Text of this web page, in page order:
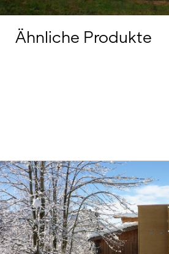
Ähnliche Produkte